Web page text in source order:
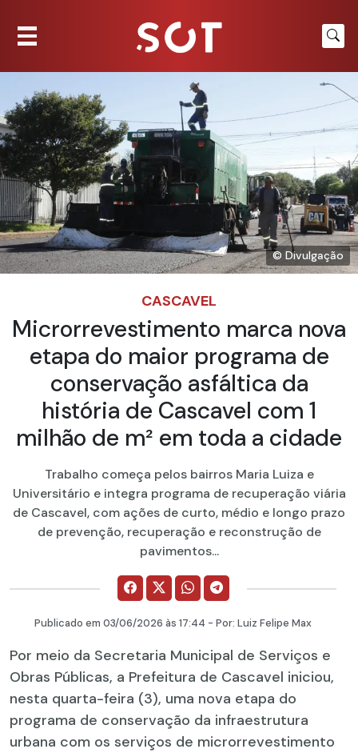
© Divulgação
CASCAVEL
Microrrevestimento marca nova
etapa do maior programa de
conservação asfáltica da
história de Cascavel com 1
milhão de m² em toda a cidade
Trabalho começa pelos bairros Maria Luiza e
Universitário e integra programa de recuperação viária
de Cascavel, com ações de curto, médio e longo prazo
de prevenção, recuperação e reconstrução de
pavimentos...
Publicado em 03/06/2026 às 17:44 - Por: Luiz Felipe Max
Por meio da Secretaria Municipal de Serviços e
Obras Públicas, a Prefeitura de Cascavel iniciou,
nesta quarta-feira (3), uma nova etapa do
programa de conservação da infraestrutura
urbana com os serviços de microrrevestimento